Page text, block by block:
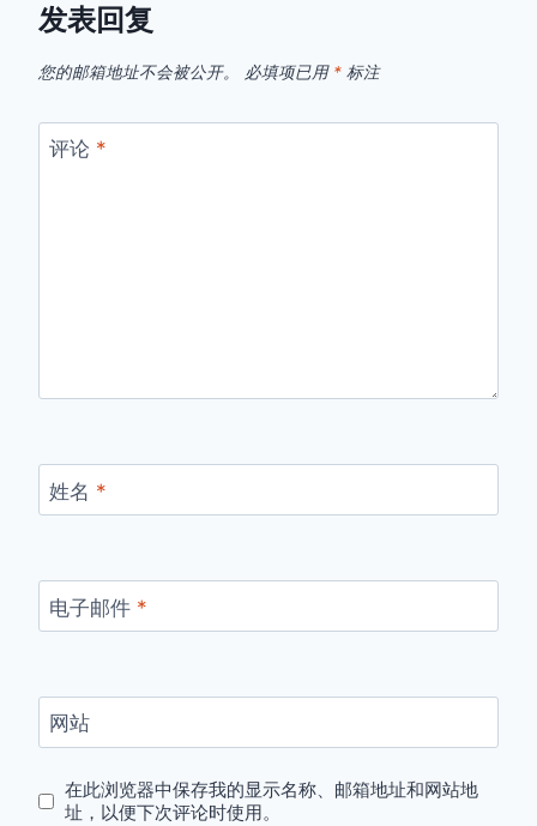
发表回复
您的邮箱地址不会被公开。 必填项已用 * 标注
评论 *
姓名 *
电子邮件 *
网站
在此浏览器中保存我的显示名称、邮箱地址和网站地
址，以便下次评论时使用。